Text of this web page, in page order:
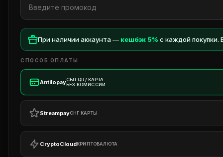
DRINK - НАПИТКИ
COOKING - КУЛИНАРИЯ
VESTS - ЖИЛЕТЫ
CLOTHING - ОДЕЖДА
При наличии аккаунта — кешбэк 5% с каждой покупки.
СПОСОБ ОПЛАТЫ
AntilopayСБП QR / КАРТА
БЕЗ КОМИССИИ
StreampayСНГ КАРТЫ
CryptoCloudКРИПТОВАЛЮТА